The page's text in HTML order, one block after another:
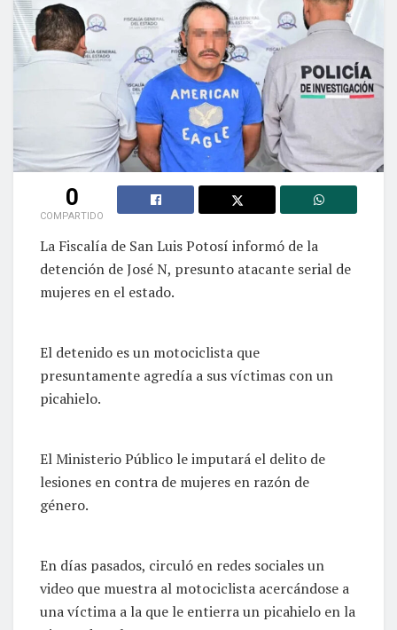
0
COMPARTIDO
La Fiscalía de San Luis Potosí informó de la
detención de José N, presunto atacante serial de
mujeres en el estado.
El detenido es un motociclista que
presuntamente agredía a sus víctimas con un
picahielo.
El Ministerio Público le imputará el delito de
lesiones en contra de mujeres en razón de
género.
En días pasados, circuló en redes sociales un
video que muestra al motociclista acercándose a
una víctima a la que le entierra un picahielo en la